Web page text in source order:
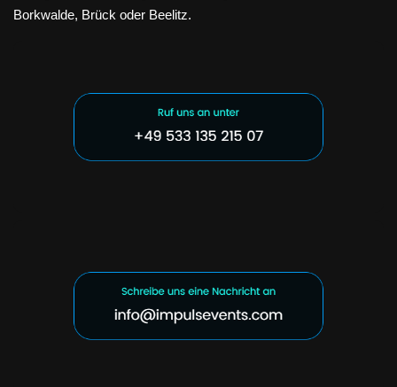
Borkwalde, Brück oder Beelitz.